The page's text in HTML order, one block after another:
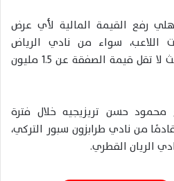
رفع القيمة المالية لأي عرض
سواء من نادي الرياض
السعودي أو أي نادٍ آخر، بحيث لا تقل قيمة الصفقة عن 1.5 مليون
حسن تريزيجيه خلال فترة
قادمًا من نادي طرابزون سبور التركي،
الريان القطري.